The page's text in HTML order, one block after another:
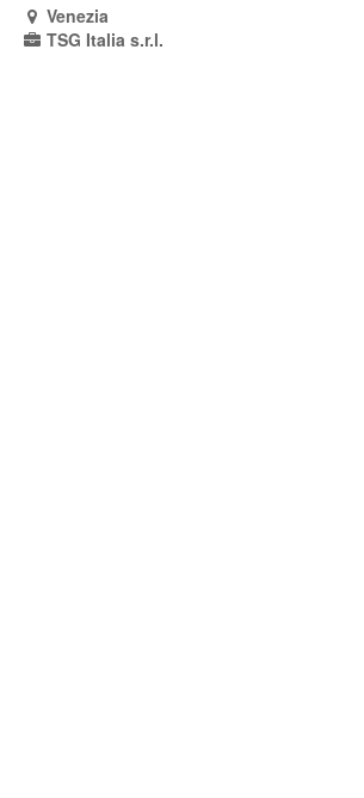
Venezia
TSG Italia s.r.l.